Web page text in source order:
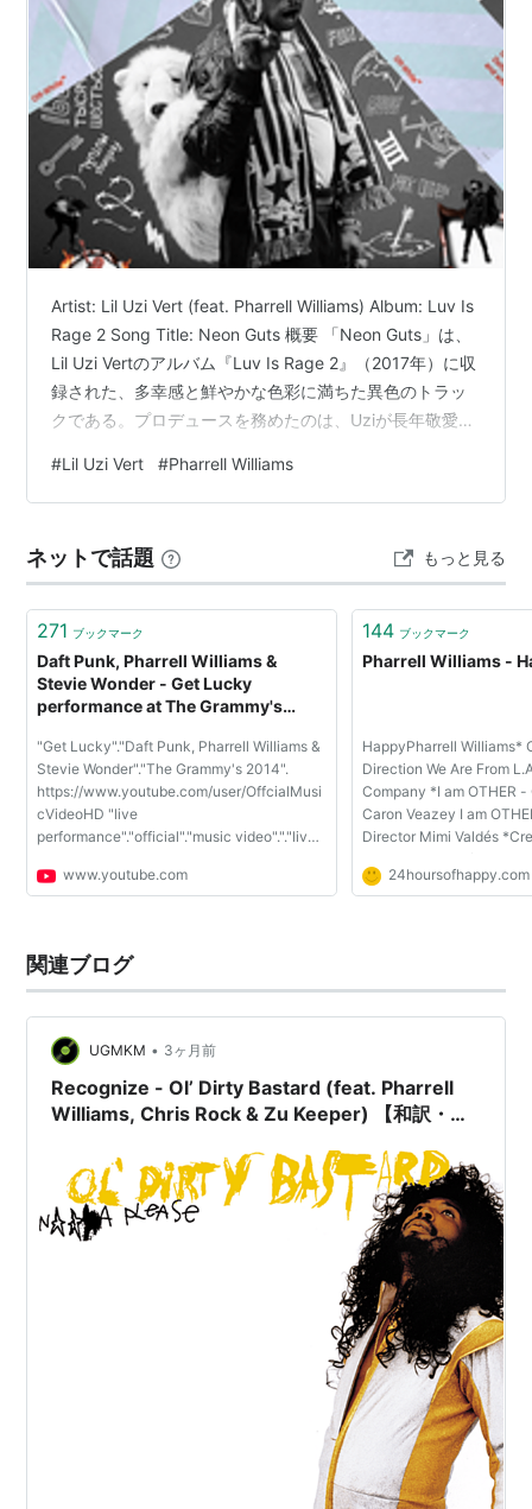
メディア:CD
クリック: 19回
この商品を含むブログ (11件) を見る
Fly Or Die
アーティスト:NERD
出版社/メーカー:Virgin Records Us
発売日:2004/03/03
メディア:CD
クリック: 13回
GIRL
アーティスト:PHARRELL WILLIAMS
出版社/メーカー:SONY
メディア:CD
Artist: Lil Uzi Vert (feat. Pharrell Williams) Album: Luv Is
Rage 2 Song Title: Neon Guts 概要 「Neon Guts」は、
Lil Uzi Vertのアルバム『Luv Is Rage 2』（2017年）に収
録された、多幸感と鮮やかな色彩に満ちた異色のトラッ
クである。プロデュースを務めたのは、Uziが長年敬愛し
る跳ねるようなシンセベースとパーカッシブなビートの
上で、2人のアーティストが互いの創造性や富、そして圧
#Lil Uzi Vert #Pharrell Williams
ネットで話題 もっと見る
271 ブックマーク
Daft Punk, Pharrell Williams &
Stevie Wonder - Get Lucky
performance at The Grammy's
"Get Lucky"."Daft Punk, Pharrell Williams &
Stevie Wonder"."The Grammy's 2014".
https://www.youtube.com/user/OffcialMusi
cVideoHD "live
performance"."official"."music video"."."live
hd"."miley cyrus live"."live 2014"."katy perry
www.youtube.com
144 ブックマーク
Pharrell Williams -
HappyPharrell Williams*
Direction We Are From
Company *I am OTHER
Caron Veazey I am
Director Mimi Valdés
Managing Director
24hoursofhappy.com
関連ブログ
UGMKM • 3ヶ月前
Recognize - Ol’ Dirty Bastard (feat. Pharrell
Williams, Chris Rock & Zu Keeper) 【和訳・解